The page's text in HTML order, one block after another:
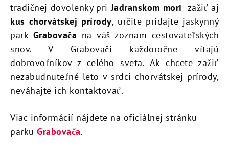
tradičnej dovolenky pri Jadranskom mori zažiť aj
kus chorvátskej prírody, určite pridajte jaskynný
park Grabovača na váš zoznam cestovateľských
snov. V Grabovači každoročne vítajú
dobrovoľníkov z celého sveta. Ak chcete zažiť
nezabudnuteľné leto v srdci chorvátskej prírody,
neváhajte ich kontaktovať.
Viac informácií nájdete na oficiálnej stránku
parku Grabovača.